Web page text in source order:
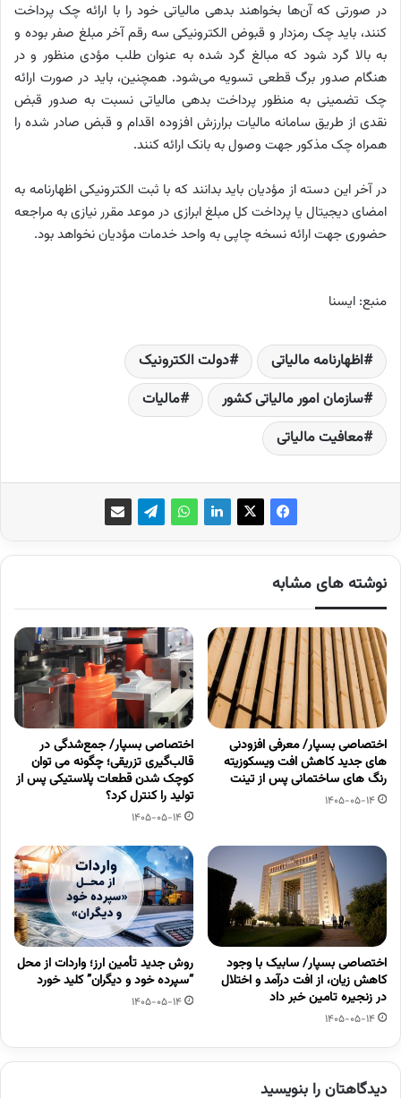
در صورتی که آن‌ها بخواهند بدهی مالیاتی خود را با ارائه چک پرداخت
کنند، باید چک رمزدار و قبوض الکترونیکی سه رقم آخر مبلغ صفر بوده و
به بالا گرد شود که مبالغ گرد شده به عنوان طلب مؤدی منظور و در
هنگام صدور برگ قطعی تسویه می‌شود. همچنین، باید در صورت ارائه
چک تضمینی به منظور پرداخت بدهی مالیاتی نسبت به صدور قبض
نقدی از طریق سامانه مالیات برارزش افزوده اقدام و قبض صادر شده را
همراه چک مذکور جهت وصول به بانک ارائه کنند.
در آخر این دسته از مؤدیان باید بدانند که با ثبت الکترونیکی اظهارنامه به
امضای دیجیتال یا پرداخت کل مبلغ ابرازی در موعد مقرر نیازی به مراجعه
حضوری جهت ارائه نسخه چاپی به واحد خدمات مؤدیان نخواهد بود.
منبع: ایسنا
اظهارنامه مالیاتی
دولت الکترونیک
سازمان امور مالیاتی کشور
مالیات‌
معافیت مالیاتی
نوشته های مشابه
اختصاصی بسپار/ معرفی افزودنی
های جدید کاهش افت ویسکوزیته
رنگ های ساختمانی پس از تینت
1405-05-14
اختصاصی بسپار/ جمع‌شدگی در
قالب‌گیری تزریقی؛ چگونه می توان
کوچک شدن قطعات پلاستیکی پس از
تولید را کنترل کرد؟
1405-05-14
اختصاصی بسپار/ سابیک با وجود
کاهش زیان، از افت درآمد و اختلال
در زنجیره تامین خبر داد
1405-05-14
روش جدید تأمین ارز؛ واردات از محل
“سپرده خود و دیگران” کلید خورد
1405-05-14
دیدگاهتان را بنویسید